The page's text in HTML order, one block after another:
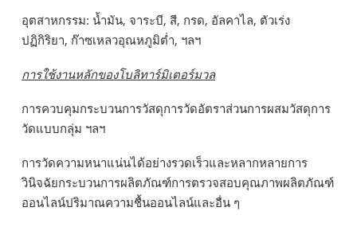
อุตสาหกรรม: น้ำมัน, จาระบี, สี, กรด, อัลคาไล, ตัวเร่ง
ปฏิกิริยา, ก๊าซเหลวอุณหภูมิต่ำ, ฯลฯ
การใช้งานหลักของโบลิทาร์มิเตอร์มวล
การควบคุมกระบวนการวัสดุการวัดอัตราส่วนการผสมวัสดุการ
วัดแบบกลุ่ม ฯลฯ
การวัดความหนาแน่นได้อย่างรวดเร็วและหลากหลายการ
วินิจฉัยกระบวนการผลิตภัณฑ์การตรวจสอบคุณภาพผลิตภัณฑ์
ออนไลน์ปริมาณความชื้นออนไลน์และอื่น ๆ